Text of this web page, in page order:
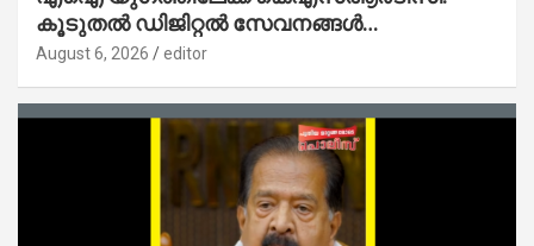
കൂടുതൽ ഡിജിറ്റൽ സേവനങ്ങൾ
ജനങ്ങളിലേക്കെത്തിക്കും – മന്ത്രി സി പി
August 6, 2026 editor